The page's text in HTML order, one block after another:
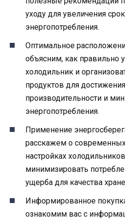
уходу для увеличения
энергопотребления.
Оптимальное
объясним, как правильно
холодильник и
продуктов для
производительности и
энергопотребления.
Применение
расскажем о
настройках
минимизировать
ущерба для качества
Информированное
ознакомим вас с